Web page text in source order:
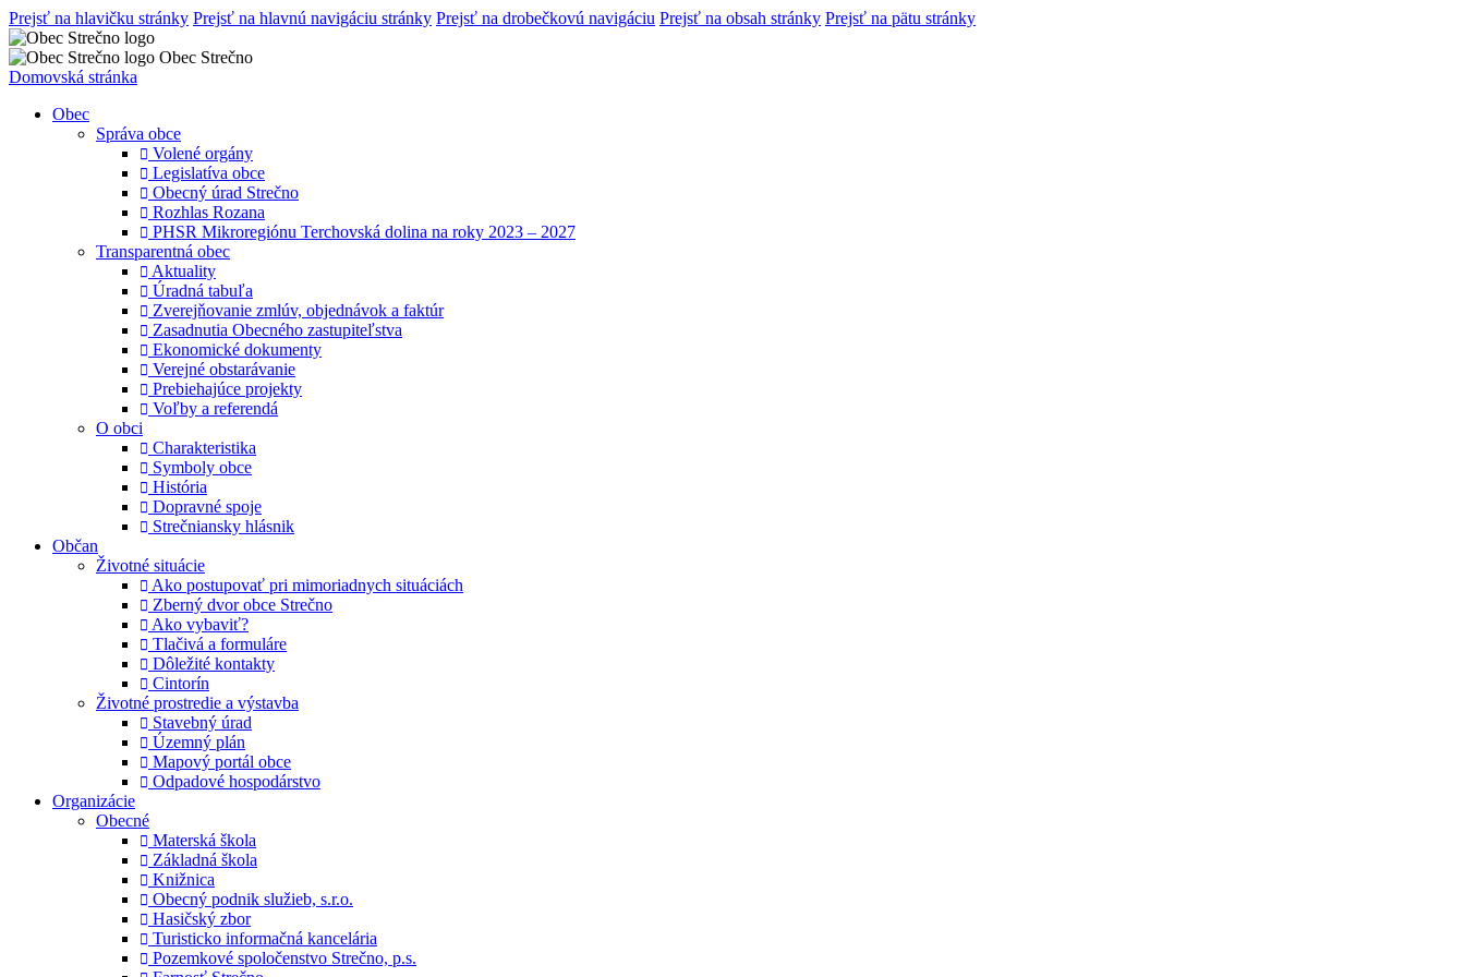
Prejsť na hlavičku stránky Prejsť na hlavnú navigáciu stránky Prejsť na drobečkovú navigáciu Prejsť na obsah stránky Prejsť na pätu stránky
Obec Strečno
Domovská stránka
Obec
Správa obce
Volené orgány
Legislatíva obce
Obecný úrad Strečno
Rozhlas Rozana
PHSR Mikroregiónu Terchovská dolina na roky 2023 – 2027
Transparentná obec
Aktuality
Úradná tabuľa
Zverejňovanie zmlúv, objednávok a faktúr
Zasadnutia Obecného zastupiteľstva
Ekonomické dokumenty
Verejné obstarávanie
Prebiehajúce projekty
Voľby a referendá
O obci
Charakteristika
Symboly obce
História
Dopravné spoje
Strečniansky hlásnik
Občan
Životné situácie
Ako postupovať pri mimoriadnych situáciách
Zberný dvor obce Strečno
Ako vybaviť?
Tlačivá a formuláre
Dôležité kontakty
Cintorín
Životné prostredie a výstavba
Stavebný úrad
Územný plán
Mapový portál obce
Odpadové hospodárstvo
Organizácie
Obecné
Materská škola
Základná škola
Knižnica
Obecný podnik služieb, s.r.o.
Hasičský zbor
Turisticko informačná kancelária
Pozemkové spoločenstvo Strečno, p.s.